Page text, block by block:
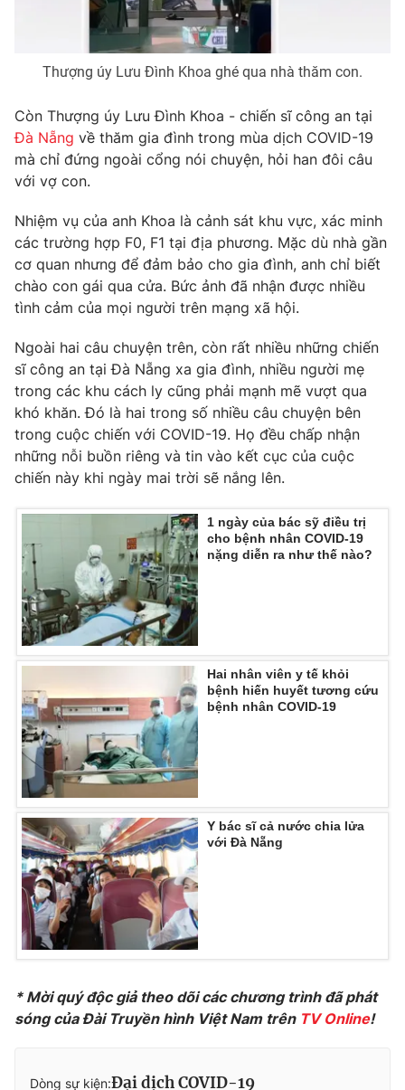
Theo dõi báo trên
Cơ quan báo chí: Thời báo VTV
Giấy phép hoạt động báo in và báo điện tử số 483/GP-BTTTT
cấp ngày 29/12/2023
Phó Tổng Biên tập:Nguyễn Thị Mỹ Hạnh, Phạm Quốc Thắng,
Nguyễn Trọng Ninh
Tổng đài VTV:024.38 355 931 - 024.38 355 932
Ðiện thoại Thời báo VTV:024.66 897 897
Email:toasoan@vtv.vn
Liên hệ quảng cáo:
024-7300.7108
® Cấm sao chép dưới mọi hình thức nếu không có sự chấp
thuận bằng văn bản. Ghi rõ nguồn VTV.vn khi phát hành lại
thông tin từ website này.
Thượng úy Lưu Đình Khoa ghé qua nhà thăm con.
Còn Thượng úy Lưu Đình Khoa - chiến sĩ công an tại
Đà Nẵng về thăm gia đình trong mùa dịch COVID-19
mà chỉ đứng ngoài cổng nói chuyện, hỏi han đôi câu
với vợ con.
Nhiệm vụ của anh Khoa là cảnh sát khu vực, xác minh
các trường hợp F0, F1 tại địa phương. Mặc dù nhà gần
cơ quan nhưng để đảm bảo cho gia đình, anh chỉ biết
chào con gái qua cửa. Bức ảnh đã nhận được nhiều
tình cảm của mọi người trên mạng xã hội.
Ngoài hai câu chuyện trên, còn rất nhiều những chiến
sĩ công an tại Đà Nẵng xa gia đình, nhiều người mẹ
trong các khu cách ly cũng phải mạnh mẽ vượt qua
khó khăn. Đó là hai trong số nhiều câu chuyện bên
trong cuộc chiến với COVID-19. Họ đều chấp nhận
những nỗi buồn riêng và tin vào kết cục của cuộc
chiến này khi ngày mai trời sẽ nắng lên.
1 ngày của bác sỹ điều trị
cho bệnh nhân COVID-19
nặng diễn ra như thế nào?
Hai nhân viên y tế khỏi
bệnh hiến huyết tương cứu
bệnh nhân COVID-19
Y bác sĩ cả nước chia lửa
với Đà Nẵng
* Mời quý độc giả theo dõi các chương trình đã phát
sóng của Đài Truyền hình Việt Nam trên TV Online!
Dòng sự kiện:Đại dịch COVID-19